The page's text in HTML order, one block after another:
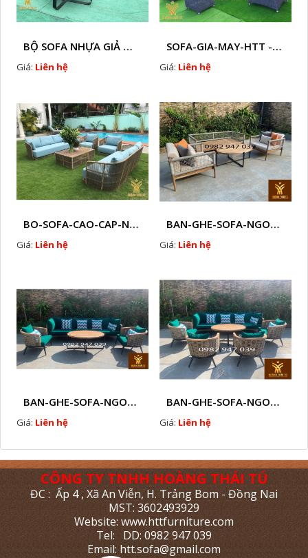
BỘ SOFA NHỰA GIẢ MÂY HTT - S86
Giá: Liên hệ
SOFA-GIA-MAY-HTT - S61 COPY
Giá: Liên hệ
BO-SOFA-CAO-CAP-NHUA-GIA-MAY-HTT - S88
Giá: Liên hệ
BAN-GHE-SOFA-NGOAI-TROI-GIA-MAY-KN12
Giá: Liên hệ
BAN-GHE-SOFA-NGOAI-TROI-GIA-MAY-KN11
Giá: Liên hệ
BAN-GHE-SOFA-NGOAI-TROI-GIA-MAY-KN10
Giá: Liên hệ
CÔNG TY TNHH HOÀNG THÁI TÚ
ĐC : Ấp 4 , Xã An Viễn, H. Trảng Bom - Đồng Nai
MST: 3602493929
Website: www.httfurniture.com
Tel: DD: 0982 947 039
Email: htt.sofa@gmail.com